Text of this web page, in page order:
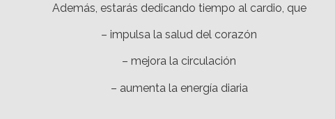
Además, estarás dedicando tiempo al cardio, que
– impulsa la salud del corazón
– mejora la circulación
– aumenta la energía diaria